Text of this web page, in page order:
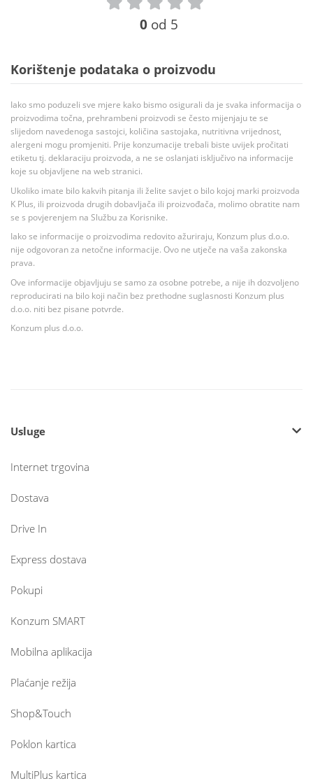
0 od 5
Korištenje podataka o proizvodu
Iako smo poduzeli sve mjere kako bismo osigurali da je svaka informacija o
proizvodima točna, prehrambeni proizvodi se često mijenjaju te se
slijedom navedenoga sastojci, količina sastojaka, nutritivna vrijednost,
alergeni mogu promjeniti. Prije konzumacije trebali biste uvijek pročitati
etiketu tj. deklaraciju proizvoda, a ne se oslanjati isključivo na informacije
koje su objavljene na web stranici.
Ukoliko imate bilo kakvih pitanja ili želite savjet o bilo kojoj marki proizvoda
K Plus, ili proizvoda drugih dobavljača ili proizvođača, molimo obratite nam
se s povjerenjem na Službu za Korisnike.
Iako se informacije o proizvodima redovito ažuriraju, Konzum plus d.o.o.
nije odgovoran za netočne informacije. Ovo ne utječe na vaša zakonska
prava.
Ove informacije objavljuju se samo za osobne potrebe, a nije ih dozvoljeno
reproducirati na bilo koji način bez prethodne suglasnosti Konzum plus
d.o.o. niti bez pisane potvrde.
Konzum plus d.o.o.
Usluge
Internet trgovina
Dostava
Drive In
Express dostava
Pokupi
Konzum SMART
Mobilna aplikacija
Plaćanje režija
Shop&Touch
Poklon kartica
MultiPlus kartica